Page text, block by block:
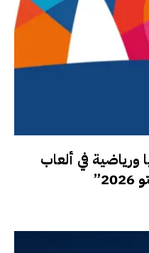
بـ 120 رياضيا ورياضية في ألعاب